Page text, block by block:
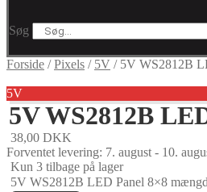
Søg
Forside /Pixels / 5V / 5V WS2812B
5V
5V WS2812B
38,00 DKK
Forventet levering: 7. august - 10.
Kun 3 tilbage på lager
5V WS2812B LED Panel 8×8